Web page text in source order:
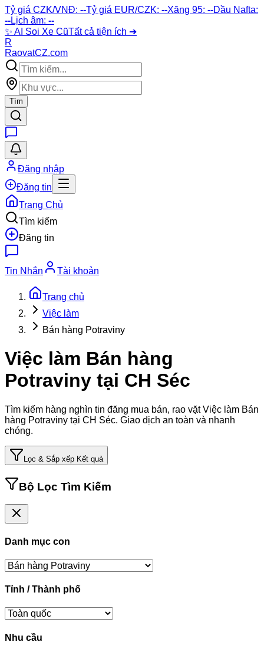
Tỷ giá CZK/VNĐ: --Tỷ giá EUR/CZK: --Xăng 95: --Dầu Nafta:
--Lịch âm: --
✨ AI Soi Xe CũTất cả tiện ích ➔
R
RaovatCZ.com
Tìm
Đăng nhập
Đăng tin
Trang Chủ
Tìm kiếm
Đăng tin
Tin Nhắn Tài khoản
Trang chủ
Việc làm
Bán hàng Potraviny
Việc làm Bán hàng
Potraviny tại CH Séc
Tìm kiếm hàng nghìn tin đăng mua bán, rao vặtViệc làm Bán
hàng Potraviny tại CH Séc. Giao dịch an toàn và nhanh
chóng.
Lọc & Sắp xếp Kết quả
Bộ Lọc Tìm Kiếm
Danh mục con
Tỉnh / Thành phố
Nhu cầu